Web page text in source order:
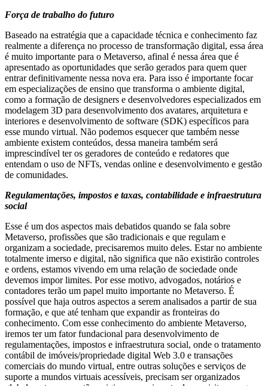
Força de trabalho do futuro
Baseado na estratégia que a capacidade técnica e conhecimento faz
realmente a diferença no processo de transformação digital, essa área
é muito importante para o Metaverso, afinal é nessa área que é
apresentado as oportunidades que serão gerados para quem quer
entrar definitivamente nessa nova era. Para isso é importante focar
em especializações de ensino que transforma o ambiente digital,
como a formação de designers e desenvolvedores especializados em
modelagem 3D para desenvolvimento dos avatares, arquitetura e
interiores e desenvolvimento de software (SDK) específicos para
esse mundo virtual. Não podemos esquecer que também nesse
ambiente existem conteúdos, dessa maneira também será
imprescindível ter os geradores de conteúdo e redatores que
entendam o uso de NFTs, vendas online e desenvolvimento e gestão
de comunidades.
Regulamentações, impostos e taxas, contabilidade e infraestrutura
social
Esse é um dos aspectos mais debatidos quando se fala sobre
Metaverso, profissões que são tradicionais e que regulam e
organizam a sociedade, precisaremos muito deles. Estar no ambiente
totalmente imerso e digital, não significa que não existirão controles
e ordens, estamos vivendo em uma relação de sociedade onde
devemos impor limites. Por esse motivo, advogados, notários e
contadores terão um papel muito importante no Metaverso. É
possível que haja outros aspectos a serem analisados ​​a partir de sua
formação, e que até tenham que expandir as fronteiras do
conhecimento. Com esse conhecimento do ambiente Metaverso,
iremos ter um fator fundacional para desenvolvimento de
regulamentações, impostos e infraestrutura social, onde o tratamento
contábil de imóveis/propriedade digital Web 3.0 e transações
comerciais do mundo virtual, entre outras soluções e serviços de
suporte a mundos virtuais acessíveis, precisam ser organizados